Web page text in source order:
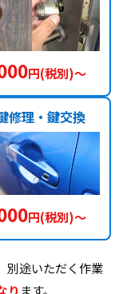
円(税別)〜
修理・鍵交換
円(税別)〜
別途いただく作業
り ます。